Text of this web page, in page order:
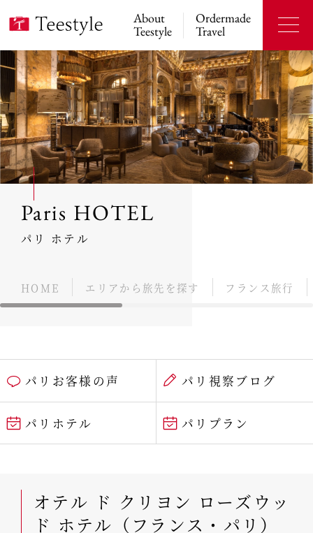
About
Teestyle
Ordermade
Travel
Paris HOTEL
パリ ホテル
HOME エリアから旅先を探す フランス旅行
パリお客様の声 パリ視察ブログ
パリホテル パリプラン
オテル ド クリヨン ローズウッ
ド ホテル（フランス・パリ）